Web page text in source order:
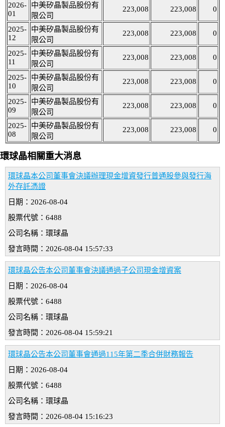
2026-
01
中美矽晶製品股份有
限公司
223,008 223,008 0
2025-
12
中美矽晶製品股份有
限公司
223,008 223,008 0
2025-
11
中美矽晶製品股份有
限公司
223,008 223,008 0
2025-
10
中美矽晶製品股份有
限公司
223,008 223,008 0
2025-
09
中美矽晶製品股份有
限公司
223,008 223,008 0
2025-
08
中美矽晶製品股份有
限公司
223,008 223,008 0
環球晶相關重大消息
環球晶本公司董事會決議辦理現金增資發行普通股參與發行海
外存託憑證
日期：2026-08-04
股票代號：6488
公司名稱：環球晶
發言時間：2026-08-04 15:57:33
環球晶公告本公司董事會決議通過子公司現金增資案
日期：2026-08-04
股票代號：6488
公司名稱：環球晶
發言時間：2026-08-04 15:59:21
環球晶公告本公司董事會通過115年第二季合併財務報告
日期：2026-08-04
股票代號：6488
公司名稱：環球晶
發言時間：2026-08-04 15:16:23